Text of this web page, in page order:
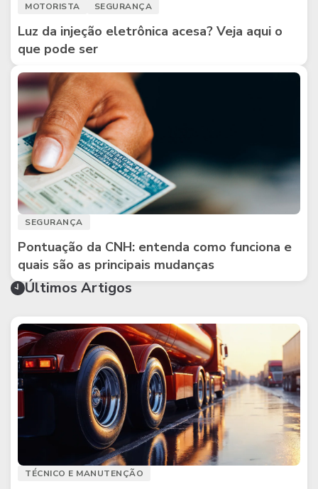
MOTORISTA SEGURANÇA
Luz da injeção eletrônica acesa? Veja aqui o
que pode ser
SEGURANÇA
Pontuação da CNH: entenda como funciona e
quais são as principais mudanças
Últimos Artigos
TÉCNICO E MANUTENÇÃO